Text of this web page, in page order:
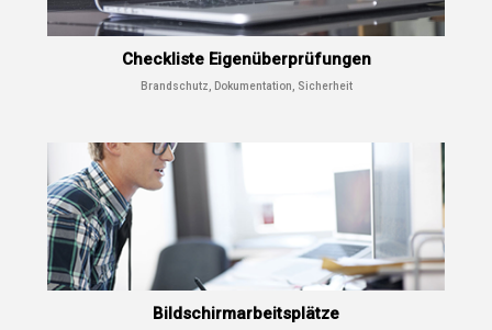
Checkliste Eigenüberprüfungen
Brandschutz, Dokumentation, Sicherheit
Bildschirmarbeitsplätze